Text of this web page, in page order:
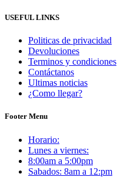
USEFUL LINKS
Politicas de privacidad
Devoluciones
Terminos y condiciones
Contáctanos
Ultimas noticias
¿Como llegar?
Footer Menu
Horario:
Lunes a viernes:
8:00am a 5:00pm
Sabados: 8am a 12:pm